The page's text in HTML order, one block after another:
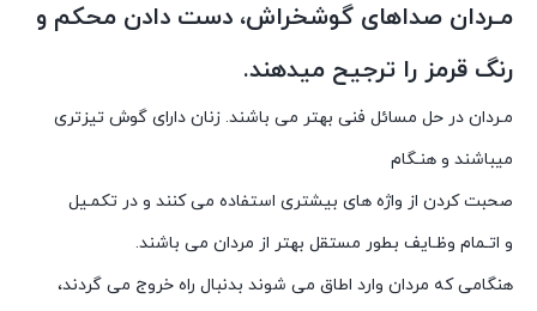
مـردان صداهای گوشخراش، دست دادن محکم و
رنگ قرمز را ترجیح میدهند.
مـردان در حل مسائل فنی بهتر می باشند. زنان دارای گوش تیزتری
میباشند و هنـگام
صحبت کردن از واژه های بیشتری استفاده می کنند و در تکمـیل
و اتـمام وظـایف بطور مستقل بهتر از مردان می باشند.
هنگامی که مردان وارد اطاق می شوند بدنبال راه خروج می گردند،